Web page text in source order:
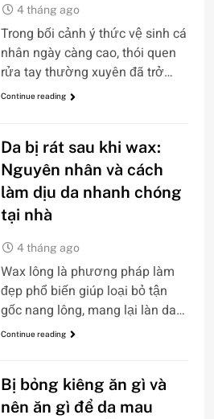
4 tháng ago
Trong bối cảnh ý thức vệ sinh cá
nhân ngày càng cao, thói quen
rửa tay thường xuyên đã trở…
Continue reading
Da bị rát sau khi wax:
Nguyên nhân và cách
làm dịu da nhanh chóng
tại nhà
4 tháng ago
Wax lông là phương pháp làm
đẹp phổ biến giúp loại bỏ tận
gốc nang lông, mang lại làn da…
Continue reading
Bị bỏng kiêng ăn gì và
nên ăn gì để da mau